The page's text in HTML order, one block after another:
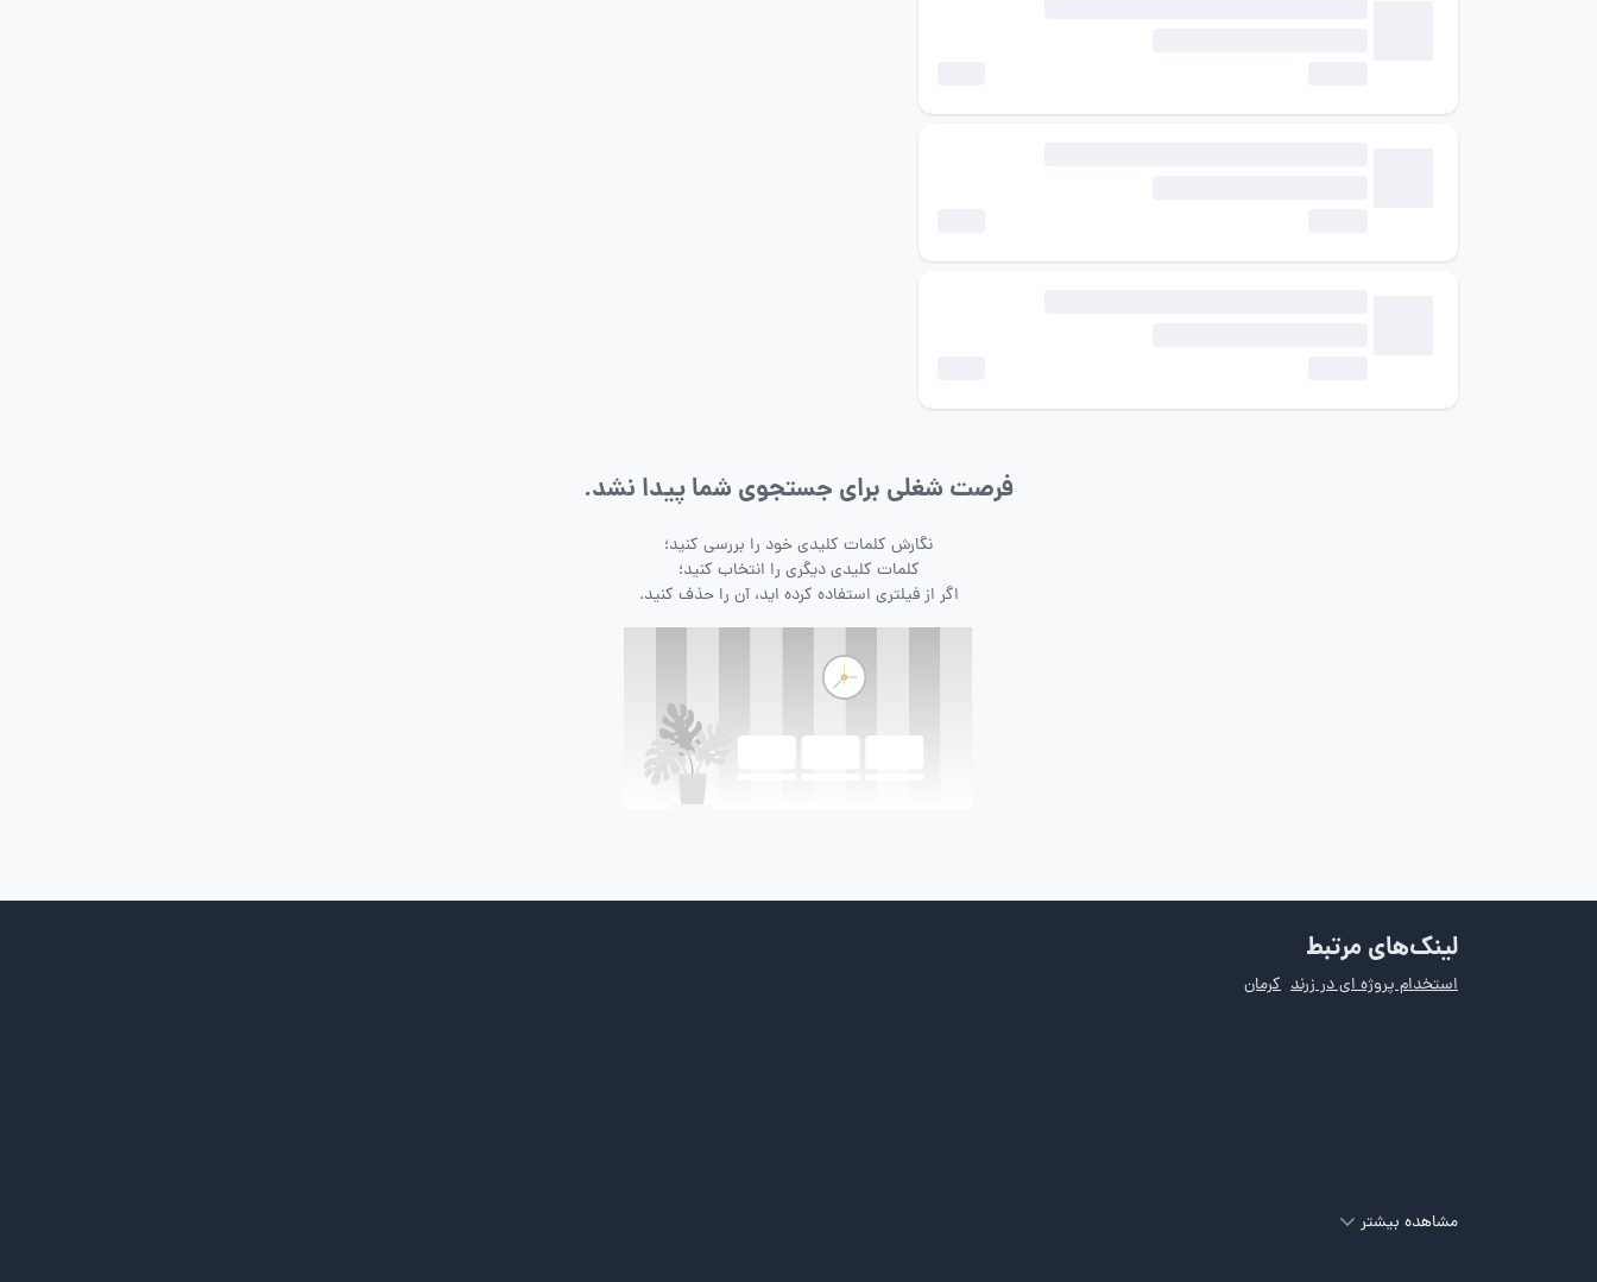
فرصت شغلی برای جستجوی شما پیدا نشد.
نگارش کلمات کلیدی خود را بررسی کنید؛
کلمات کلیدی دیگری را انتخاب کنید؛
اگر از فیلتری استفاده کرده اید، آن را حذف کنید.
لینک‌های مرتبط
استخدام پروژه ای در زرند کرمان
مشاهده بیشتر